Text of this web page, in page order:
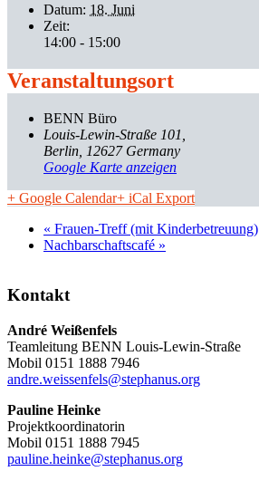
Datum: 18. Juni
Zeit:
14:00 - 15:00
Veranstaltungsort
BENN Büro
Louis-Lewin-Straße 101
Berlin, 12627 Germany
Google Karte anzeigen
+ Google Calendar+ iCal Export
« Frauen-Treff (mit Kinderbetreuung)
Nachbarschaftscafé »
Kontakt
André Weißenfels
Teamleitung BENN Louis-Lewin-Straße
Mobil 0151 1888 7946
andre.weissenfels@stephanus.org
Pauline Heinke
Projektkoordinatorin
Mobil 0151 1888 7945
pauline.heinke@stephanus.org